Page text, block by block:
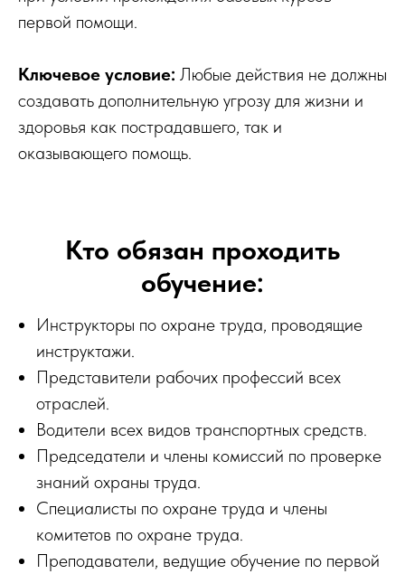
первой помощи.
Ключевое условие: Любые действия не должны
создавать дополнительную угрозу для жизни и
здоровья как пострадавшего, так и
оказывающего помощь.
Кто обязан проходить
обучение:
Инструкторы по охране труда, проводящие
инструктажи.
Представители рабочих профессий всех
отраслей.
Водители всех видов транспортных средств.
Председатели и члены комиссий по проверке
знаний охраны труда.
Специалисты по охране труда и члены
комитетов по охране труда.
Преподаватели, ведущие обучение по первой